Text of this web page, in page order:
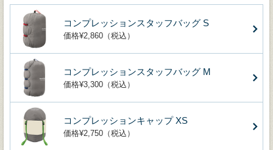
コンプレッションスタッフバッグ S
価格¥2,860（税込）
コンプレッションスタッフバッグ M
価格¥3,300（税込）
コンプレッションキャップ XS
価格¥2,750（税込）